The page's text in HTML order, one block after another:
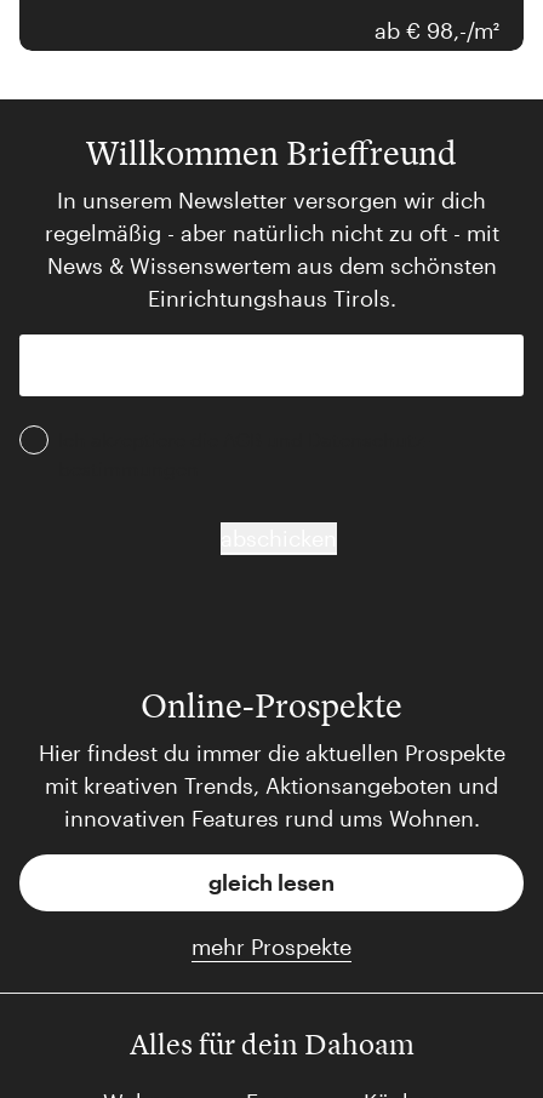
ab € 98,-/m²
Willkommen Brieffreund
In unserem Newsletter versorgen wir dich
regelmäßig - aber natürlich nicht zu oft - mit
News & Wissenswertem aus dem schönsten
Einrichtungshaus Tirols.
Online-Prospekte
Hier findest du immer die aktuellen Prospekte
mit kreativen Trends, Aktionsangeboten und
innovativen Features rund ums Wohnen.
gleich lesen
mehr Prospekte
Alles für dein Dahoam